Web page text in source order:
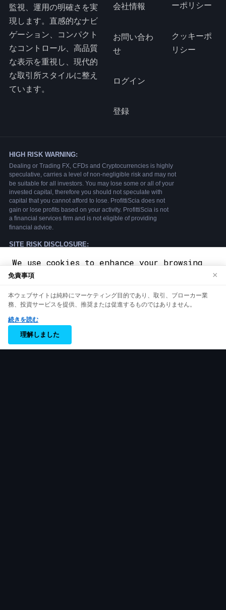
監視、運用の明確さを実
現します。直感的なナビ
ゲーション、コンパクト
なコントロール、高品質
な表示を重視し、現代的
な取引所スタイルに整え
ています。
会社情報
お問い合わ
せ
ログイン
登録
ーポリシー
クッキーポ
リシー
We use cookies to enhance your browsing
experience. By continuing to use our
See ourCookie Policyfor more
information.
Accept
免責事項 ×
本ウェブサイトは純粋にマーケティング目的であり、取引、ブローカー業
務、投資サービスを提供、推奨または促進するものではありません。
続きを読む
理解しました